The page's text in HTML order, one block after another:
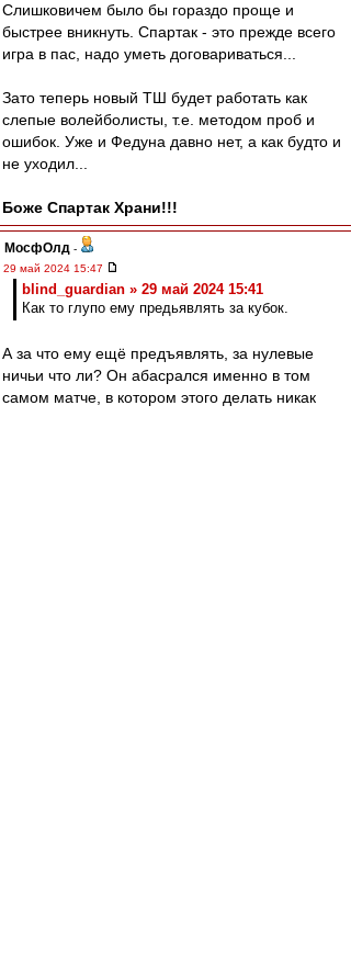
Слишковичем было бы гораздо проще и
быстрее вникнуть. Спартак - это прежде всего
игра в пас, надо уметь договариваться...
Зато теперь новый ТШ будет работать как
слепые волейболисты, т.е. методом проб и
ошибок. Уже и Федуна давно нет, а как будто и
не уходил...
Боже Спартак Храни!!!
МосфОлд -
29 май 2024 15:47
blind_guardian » 29 май 2024 15:41
Как то глупо ему предьявлять за кубок.
А за что ему ещё предъявлять, за нулевые
ничьи что ли? Он абасрался именно в том
самом матче, в котором этого делать никак